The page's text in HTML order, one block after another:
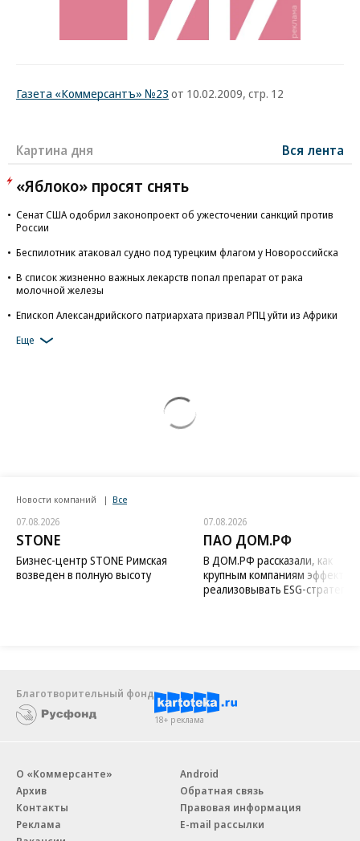
Газета «Коммерсантъ» №23 от 10.02.2009, стр. 12
Картина дня Вся лента
«Яблоко» просят снять
Сенат США одобрил законопроект об ужесточении санкций против
России
Беспилотник атаковал судно под турецким флагом у Новороссийска
В список жизненно важных лекарств попал препарат от рака
молочной железы
Епископ Александрийского патриархата призвал РПЦ уйти из Африки
Еще
Новости компаний Все
07.08.2026
STONE
Бизнес-центр STONE Римская
возведен в полную высоту
07.08.2026
ПАО ДОМ.РФ
В ДОМ.РФ рассказали, как
крупным компаниям
реализовывать ESG-стратегию
Благотворительный фонд
18+ реклама
О «Коммерсанте»
Архив
Контакты
Реклама
Android
Обратная связь
Правовая информация
E-mail рассылки